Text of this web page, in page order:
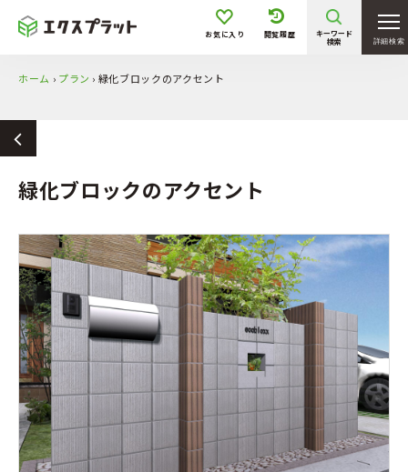
詳細検索
お気に入り 閲覧履歴
キーワード
検索
ホーム › プラン › 緑化ブロックのアクセント
緑化ブロックのアクセント